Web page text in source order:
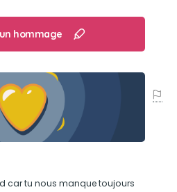
maitre et le suivre partout.
hommage
car tu nous manque toujours